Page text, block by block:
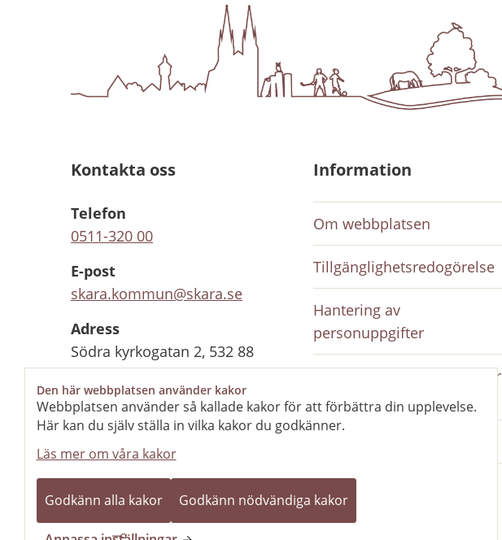
Den här webbplatsen använder kakor
Webbplatsen använder så kallade kakor för att förbättra din upplevelse.
Här kan du själv ställa in vilka kakor du godkänner.
Läs mer om våra kakor
Godkänn alla kakor Godkänn nödvändiga kakor
Kontakta oss
Telefon
0511-320 00
E-post
skara.kommun@skara.se
Adress
Södra kyrkogatan 2, 532 88
Skara
Organisationsnummer
212000-1702
Kontaktcenter
Stängt
Öppnar 10 aug kl
08.00
Information
Om webbplatsen
Tillgänglighetsredogörelse
Hantering av
personuppgifter
Inloggning på intranätet för
anställda